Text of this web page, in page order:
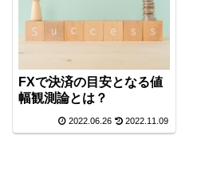
FXで決済の目安となる値
幅観測論とは？
2022.06.26 2022.11.09